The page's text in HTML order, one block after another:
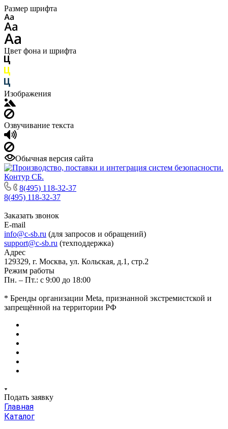
Размер шрифта
Цвет фона и шрифта
Изображения
Озвучивание текста
Обычная версия сайта
8(495) 118-32-37
8(495) 118-32-37
Заказать звонок
E-mail
info@c-sb.ru (для запросов и обращений)
support@c-sb.ru (техподдержка)
Адрес
129329, г. Москва, ул. Кольская, д.1, стр.2
Режим работы
Пн. – Пт.: с 9:00 до 18:00
* Бренды организации Meta, признанной экстремистской и
запрещённой на территории РФ
Подать заявку
Главная
Каталог